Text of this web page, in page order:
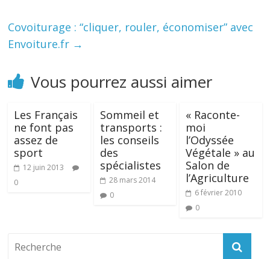
Covoiturage : “cliquer, rouler, économiser” avec
Envoiture.fr →
Vous pourrez aussi aimer
Les Français
ne font pas
assez de
sport
12 juin 2013
0
Sommeil et
transports :
les conseils
des
spécialistes
28 mars 2014
0
« Raconte-
moi
l’Odyssée
Végétale » au
Salon de
l’Agriculture
6 février 2010
0